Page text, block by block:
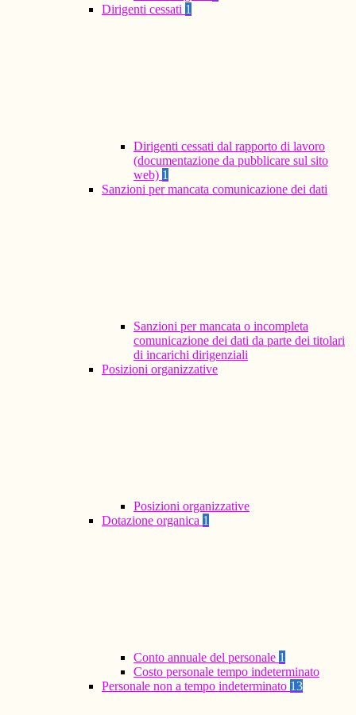
Dirigenti cessati 1
Dirigenti cessati dal rapporto di lavoro
(documentazione da pubblicare sul sito
web) 1
Sanzioni per mancata comunicazione dei dati
Sanzioni per mancata o incompleta
comunicazione dei dati da parte dei titolari
di incarichi dirigenziali
Posizioni organizzative
Posizioni organizzative
Dotazione organica 1
Conto annuale del personale 1
Costo personale tempo indeterminato
Personale non a tempo indeterminato 13